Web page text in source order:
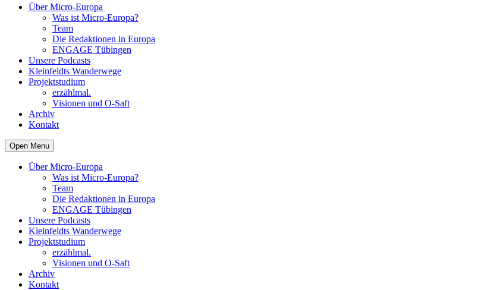
Über Micro-Europa
Was ist Micro-Europa?
Team
Die Redaktionen in Europa
ENGAGE Tübingen
Unsere Podcasts
Kleinfeldts Wanderwege
Projektstudium
erzählmal.
Visionen und O-Saft
Archiv
Kontakt
Open Menu
Über Micro-Europa
Was ist Micro-Europa?
Team
Die Redaktionen in Europa
ENGAGE Tübingen
Unsere Podcasts
Kleinfeldts Wanderwege
Projektstudium
erzählmal.
Visionen und O-Saft
Archiv
Kontakt